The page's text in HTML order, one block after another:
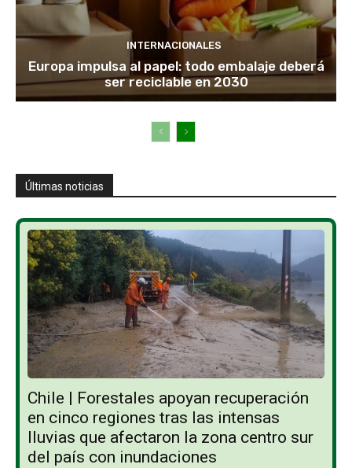
INTERNACIONALES
Europa impulsa al papel: todo embalaje deberá
ser reciclable en 2030
Últimas noticias
Chile | Forestales apoyan recuperación
en cinco regiones tras las intensas
lluvias que afectaron la zona centro sur
del país con inundaciones